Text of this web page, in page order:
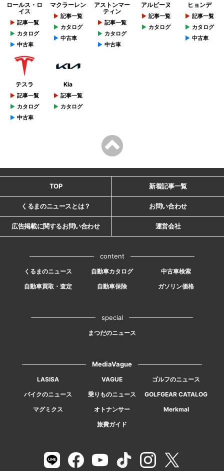
ロールス・ロ
イス
記事一覧
カタログ
中古車
マクラーレン
記事一覧
カタログ
中古車
アストンマー
ティン
記事一覧
カタログ
中古車
アルピーヌ
記事一覧
カタログ
ヒョンデ
記事一覧
カタログ
中古車
テスラ
記事一覧
カタログ
中古車
Kia
記事一覧
カタログ
TOP 新着記事一覧
くるまのニュースとは？ お問い合わせ
広告掲載に関するお問い合わせ 運営会社
content
くるまのニュース 自動車カタログ
中古車検索
自動車買取・査定
自動車保険 ガソリン価格
special
まつだのニュース
MediaVague
LASISA VAGUE
ゴルフのニュース
バイクのニュース
乗りものニュース
GOLFGEAR CATALOG
マグミクス
オトナンサー
Merkmal
旅費ガイド